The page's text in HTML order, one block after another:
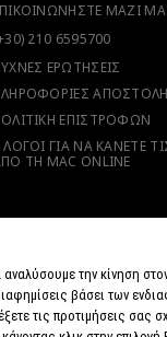
ΜΑΖΙ
210 6595700
ΕΡΩΤΗΣΕΙΣ
ΕΠΙΣΤΡΟΦΩΝ
ΛΟΓΟΙ ΓΙΑ ΝΑ ΚΑΝΕΤΕ
ΤΗ MAC ONLINE
την κίνηση
βάσει των
τις προτιμήσεις σας